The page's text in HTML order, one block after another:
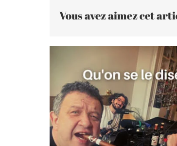
Vous avez aimez cet